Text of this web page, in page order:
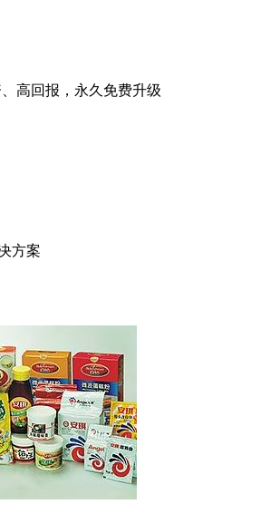
、高回报，永久免费升级
方案